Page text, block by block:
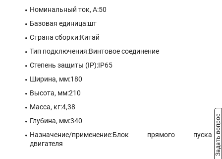
Номинальный ток, А:50
Базовая единица:шт
Страна сборки:Китай
Тип подключения:Винтовое соединение
Степень защиты (IP):IP65
Ширина, мм:180
Высота, мм:210
Масса, кг:4,38
Глубина, мм:340
Назначение/применение:Блок прямого пуска
двигателя
Задать вопрос